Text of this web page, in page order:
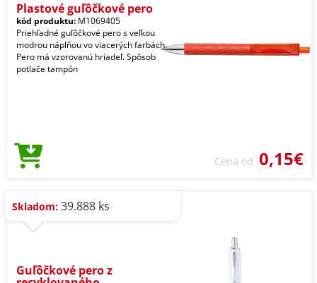
Plastové guľôčkové pero
kód produktu: M1069405
Priehľadné guľôčkové pero s veľkou
modrou náplňou vo viacerých farbách.
Pero má vzorovanú hriadeľ. Spôsob
potlače tampón
Cena od 0,15€
Skladom: 39.888 ks
Guľôčkové pero z